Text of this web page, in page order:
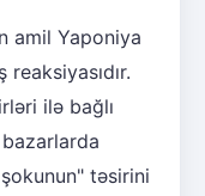
amil Yaponiya
ilə bağlı
şokunun" təsirini